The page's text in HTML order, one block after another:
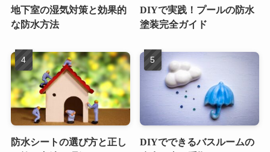
地下室の湿気対策と効果的
な防水方法
DIYで実践！プールの防水
塗装完全ガイド
防水シートの選び方と正し
DIYでできるバスルームの